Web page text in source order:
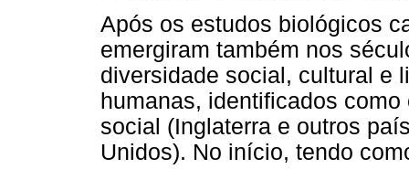
Após os estudos biológicos
emergiram também nos
diversidade social, cultural e
humanas, identificados
social (Inglaterra e outros
Unidos). No início, tendo